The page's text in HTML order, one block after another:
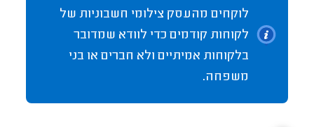
לוקחים מהעסק צילומי חשבוניות של
לקוחות קודמים כדי לוודא שמדובר
בלקוחות אמיתיים ולא חברים או בני
משפחה.